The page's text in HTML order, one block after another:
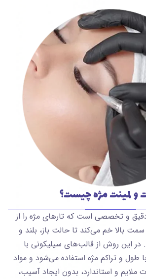
و لمینت مژه چیست؟
و تخصصی است که تارهای مژه را از
سمت بالا خم می‌کند تا حالت باز، بلند و
در این روش از قالب‌های سیلیکونی با
طول و تراکم مژه استفاده می‌شود و مواد
ملایم و استاندارد، بدون ایجاد آسیب،